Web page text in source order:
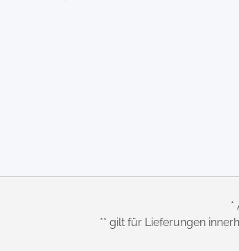
*
** gilt für Lieferungen